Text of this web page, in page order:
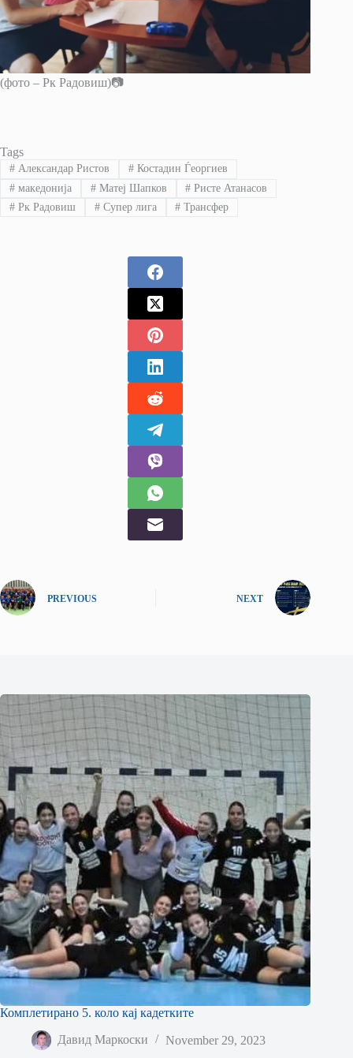
(фото – Рк Радовиш)📷
Tags
#Александар Ристов #Костадин Ѓеоргиев
#македонија #Матеј Шапков # Ристе Атанасов
#Рк Радовиш #Супер лига # Трансфер
PREVIOUS NEXT
Комплетирано 5. коло кај кадетките
Давид Маркоски November 29, 2023